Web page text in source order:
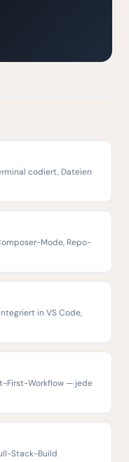
codiert, Dateien
Mode, Repo-
in VS Code,
First-Workflow — jede
Stack-Build